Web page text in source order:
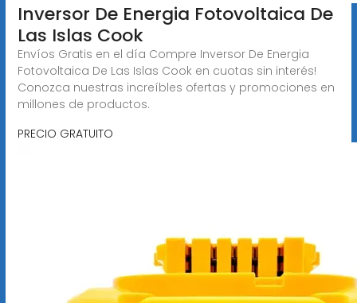
Inversor De Energia Fotovoltaica De
Las Islas Cook
Envíos Gratis en el día Compre Inversor De Energia
Fotovoltaica De Las Islas Cook en cuotas sin interés!
Conozca nuestras increíbles ofertas y promociones en
millones de productos.
PRECIO GRATUITO